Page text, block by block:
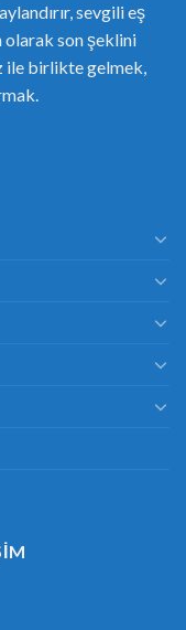
sevgili eş
olarak son şeklini
ile birlikte gelmek,